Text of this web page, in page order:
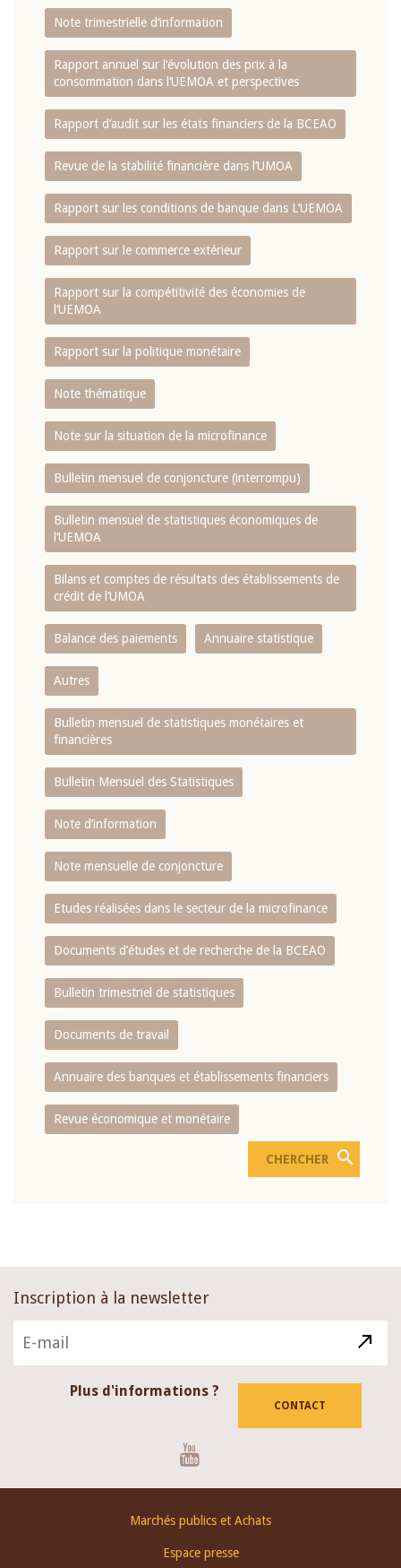
Note trimestrielle d‘information
Rapport annuel sur l‘évolution des prix à la
consommation dans l‘UEMOA et perspectives
Rapport d‘audit sur les états financiers de la BCEAO
Revue de la stabilité financière dans l‘UMOA
Rapport sur les conditions de banque dans L‘UEMOA
Rapport sur le commerce extérieur
Rapport sur la compétitivité des économies de
l‘UEMOA
Rapport sur la politique monétaire
Note thématique
Note sur la situation de la microfinance
Bulletin mensuel de conjoncture (interrompu)
Bulletin mensuel de statistiques économiques de
l‘UEMOA
Bilans et comptes de résultats des établissements de
crédit de l‘UMOA
Balance des paiements Annuaire statistique
Autres
Bulletin mensuel de statistiques monétaires et
financières
Bulletin Mensuel des Statistiques
Note d’information
Note mensuelle de conjoncture
Etudes réalisées dans le secteur de la microfinance
Documents d’études et de recherche de la BCEAO
Bulletin trimestriel de statistiques
Documents de travail
Annuaire des banques et établissements financiers
Revue économique et monétaire
Inscription à la newsletter
Plus d'informations ?
CONTACT
Marchés publics et Achats
Espace presse